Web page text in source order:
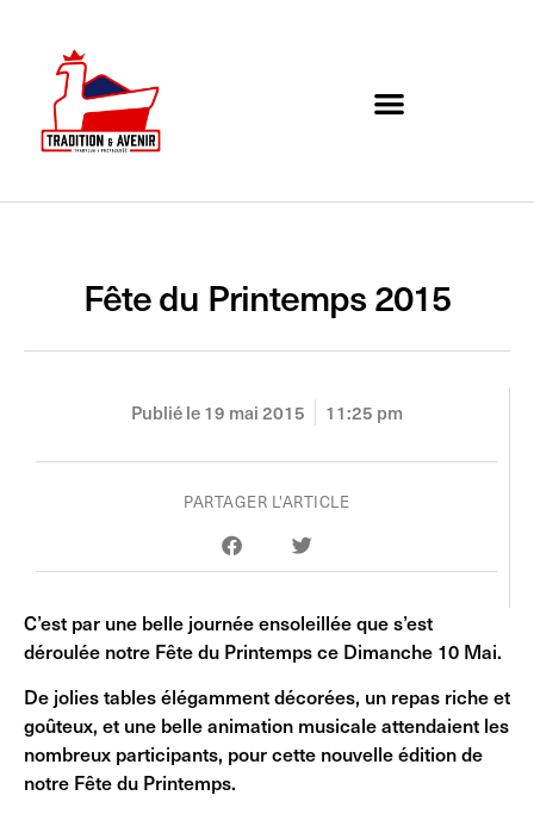
Fête du Printemps 2015
Publié le 19 mai 2015 11:25 pm
PARTAGER L'ARTICLE
C’est par une belle journée ensoleillée que s’est
déroulée notre Fête du Printemps ce Dimanche 10 Mai.
De jolies tables élégamment décorées, un repas riche et
goûteux, et une belle animation musicale attendaient les
nombreux participants, pour cette nouvelle édition de
notre Fête du Printemps.